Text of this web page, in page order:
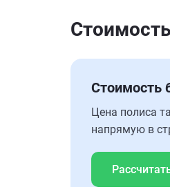
Стоимость
Цена полиса
напрямую в